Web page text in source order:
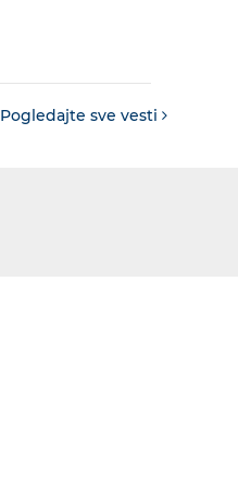
Pogledajte sve vesti